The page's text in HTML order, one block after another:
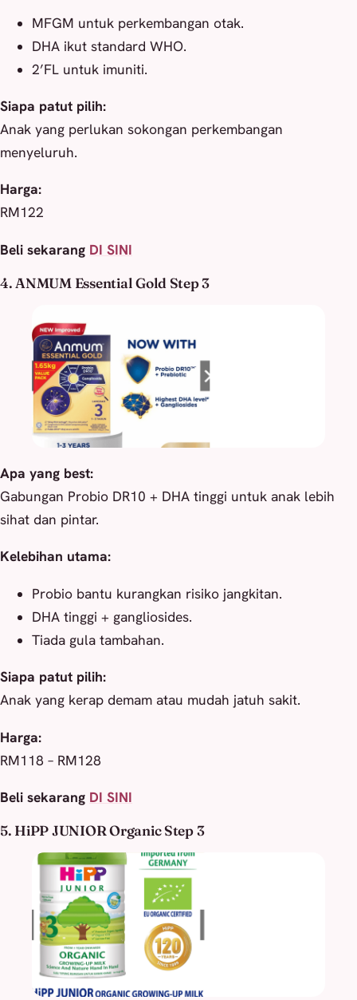
MFGM untuk perkembangan otak.
DHA ikut standard WHO.
2’FL untuk imuniti.
Siapa patut pilih:
Anak yang perlukan sokongan perkembangan
menyeluruh.
Harga:
RM122
Beli sekarang DI SINI
4. ANMUM Essential Gold Step 3
Apa yang best:
Gabungan Probio DR10 + DHA tinggi untuk anak lebih
sihat dan pintar.
Kelebihan utama:
Probio bantu kurangkan risiko jangkitan.
DHA tinggi + gangliosides.
Tiada gula tambahan.
Siapa patut pilih:
Anak yang kerap demam atau mudah jatuh sakit.
Harga:
RM118 – RM128
Beli sekarang DI SINI
5. HiPP JUNIOR Organic Step 3